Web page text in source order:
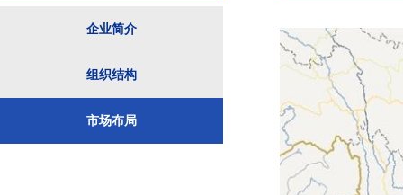
企业简介
企业简介
组织结构
组织结构
市场布局